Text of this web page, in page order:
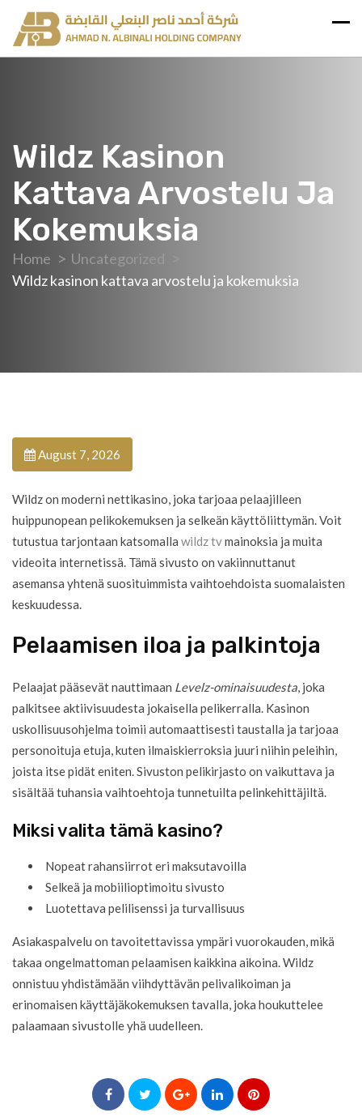
Wildz Kasinon
Kattava Arvostelu Ja
Kokemuksia
Home
Uncategorized
Wildz kasinon kattava arvostelu ja kokemuksia
August 7, 2026
Wildz on moderni nettikasino, joka tarjoaa pelaajilleen
huippunopean pelikokemuksen ja selkeän käyttöliittymän. Voit
tutustua tarjontaan katsomalla wildz tvmainoksia ja muita
videoita internetissä. Tämä sivusto on vakiinnuttanut
asemansa yhtenä suosituimmista vaihtoehdoista suomalaisten
keskuudessa.
Pelaamisen iloa ja palkintoja
Pelaajat pääsevät nauttimaan Levelz-ominaisuudesta, joka
palkitsee aktiivisuudesta jokaisella pelikerralla. Kasinon
uskollisuusohjelma toimii automaattisesti taustalla ja tarjoaa
personoituja etuja, kuten ilmaiskierroksia juuri niihin peleihin,
joista itse pidät eniten. Sivuston pelikirjasto on vaikuttava ja
sisältää tuhansia vaihtoehtoja tunnetuilta pelinkehittäjiltä.
Miksi valita tämä kasino?
Nopeat rahansiirrot eri maksutavoilla
Selkeä ja mobiilioptimoitu sivusto
Luotettava pelilisenssi ja turvallisuus
Asiakaspalvelu on tavoitettavissa ympäri vuorokauden, mikä
takaa ongelmattoman pelaamisen kaikkina aikoina. Wildz
onnistuu yhdistämään viihdyttävän pelivalikoiman ja
erinomaisen käyttäjäkokemuksen tavalla, joka houkuttelee
palaamaan sivustolle yhä uudelleen.